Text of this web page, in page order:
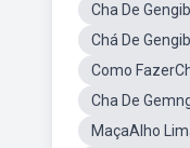
Cha De
Chá De
Como
Cha De
MaçaAlho